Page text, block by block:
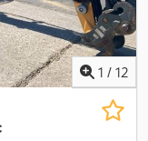
1 / 12